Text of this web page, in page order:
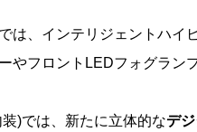
は、インテリジェントハイ
やフロントLEDフォグラン
)では、新たに立体的なデ